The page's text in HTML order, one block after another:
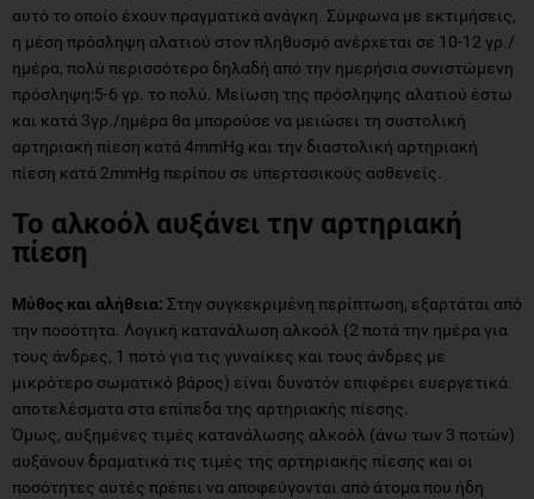
αυτό το οποίο έχουν πραγματικά ανάγκη. Σύμφωνα με εκτιμήσεις,
η μέση πρόσληψη αλατιού στον πληθυσμό ανέρχεται σε 10-12 γρ./
ημέρα, πολύ περισσότερο δηλαδή από την ημερήσια συνιστώμενη
πρόσληψη:5-6 γρ. το πολύ. Μείωση της πρόσληψης αλατιού έστω
και κατά 3γρ./ημέρα θα μπορούσε να μειώσει τη συστολική
αρτηριακή πίεση κατά 4mmHg και την διαστολική αρτηριακή
πίεση κατά 2mmHg περίπου σε υπερτασικούς ασθενείς.
Το αλκοόλ αυξάνει την αρτηριακή
πίεση
Μύθος και αλήθεια: Στην συγκεκριμένη περίπτωση, εξαρτάται από
την ποσότητα. Λογική κατανάλωση αλκοόλ (2 ποτά την ημέρα για
τους άνδρες, 1 ποτό για τις γυναίκες και τους άνδρες με
μικρότερο σωματικό βάρος) είναι δυνατόν επιφέρει ευεργετικά
αποτελέσματα στα επίπεδα της αρτηριακής πίεσης.
Όμως, αυξημένες τιμές κατανάλωσης αλκοόλ (άνω των 3 ποτών)
αυξάνουν δραματικά τις τιμές της αρτηριακής πίεσης και οι
ποσότητες αυτές πρέπει να αποφεύγονται από άτομα που ήδη